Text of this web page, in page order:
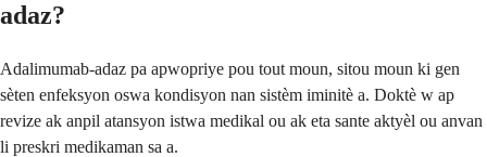
adaz?
Adalimumab-adaz pa apwopriye pou tout moun, sitou moun ki gen
sèten enfeksyon oswa kondisyon nan sistèm iminitè a. Doktè w ap
revize ak anpil atansyon istwa medikal ou ak eta sante aktyèl ou anvan
li preskri medikaman sa a.